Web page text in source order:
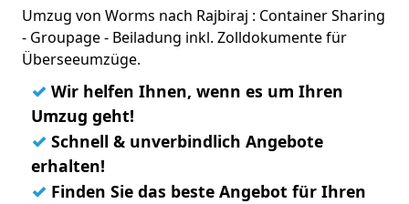
Umzug von Worms nach Rajbiraj : Container Sharing
- Groupage - Beiladung inkl. Zolldokumente für
Überseeumzüge.
✓ Wir helfen Ihnen, wenn es um Ihren
Umzug geht!
✓ Schnell & unverbindlich Angebote
erhalten!
✓ Finden Sie das beste Angebot für Ihren